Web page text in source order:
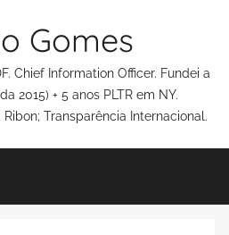
Gomes
Chief Information Officer. Fundei a
2015) + 5 anos PLTR em NY.
Transparência Internacional.